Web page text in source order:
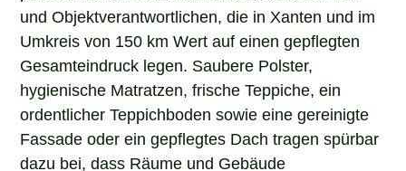
und Objektverantwortlichen, die in Xanten und im
Umkreis von 150 km Wert auf einen gepflegten
Gesamteindruck legen. Saubere Polster,
hygienische Matratzen, frische Teppiche, ein
ordentlicher Teppichboden sowie eine gereinigte
Fassade oder ein gepflegtes Dach tragen spürbar
dazu bei, dass Räume und Gebäude